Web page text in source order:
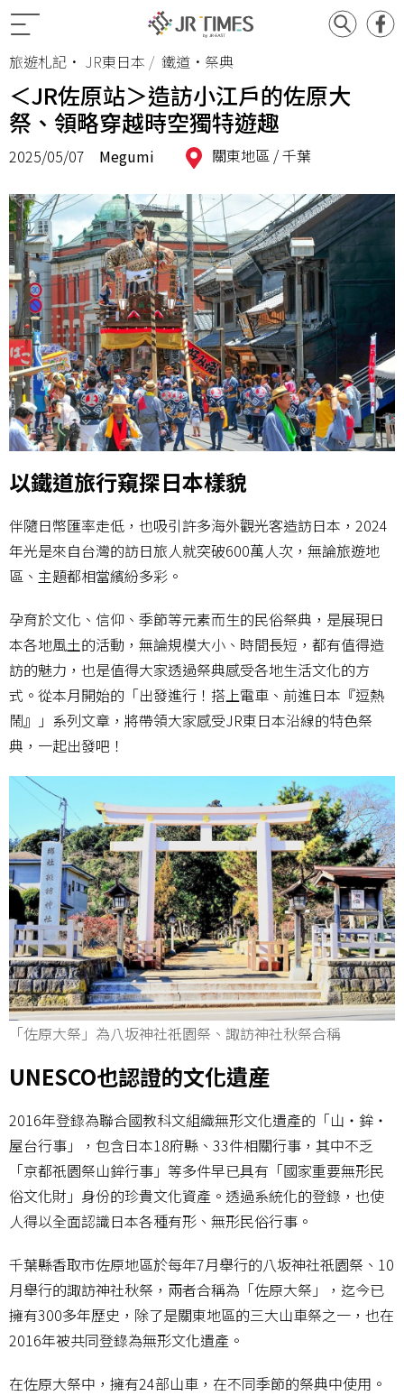
旅遊札記 • JR東日本 鐵道•祭典
＜JR佐原站＞造訪小江戶的佐原大
祭、領略穿越時空獨特遊趣
2025/05/07 Megumi 關東地區 /千葉
以鐵道旅行窺探日本樣貌
伴隨日幣匯率走低，也吸引許多海外觀光客造訪日本，2024
年光是來自台灣的訪日旅人就突破600萬人次，無論旅遊地
區、主題都相當繽紛多彩。
孕育於文化、信仰、季節等元素而生的民俗祭典，是展現日
本各地風土的活動，無論規模大小、時間長短，都有值得造
訪的魅力，也是值得大家透過祭典感受各地生活文化的方
式。從本月開始的「出發進行！搭上電車、前進日本『逗熱
鬧』」系列文章，將帶領大家感受JR東日本沿線的特色祭
典，一起出發吧！
「佐原大祭」為八坂神社祇園祭、諏訪神社秋祭合稱
UNESCO也認證的文化遺産
2016年登錄為聯合國教科文組織無形文化遺產的「山・鉾・
屋台行事」，包含日本18府縣、33件相關行事，其中不乏
「京都祇園祭山鉾行事」等多件早已具有「國家重要無形民
俗文化財」身份的珍貴文化資產。透過系統化的登錄，也使
人得以全面認識日本各種有形、無形民俗行事。
千葉縣香取市佐原地區於每年7月舉行的八坂神社祇園祭、10
月舉行的諏訪神社秋祭，兩者合稱為「佐原大祭」，迄今已
擁有300多年歷史，除了是關東地區的三大山車祭之一，也在
2016年被共同登錄為無形文化遺產。
在佐原大祭中，擁有24部山車，在不同季節的祭典中使用。